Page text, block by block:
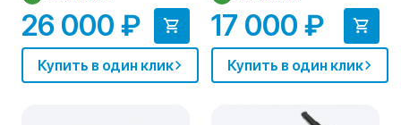
26 000 ₽
Купить в один клик
17 000 ₽
Купить в один клик